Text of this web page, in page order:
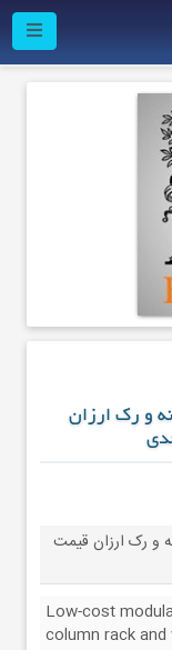
و رک ارزان
و رک ارزان قیمت
Low-cost
column rack and